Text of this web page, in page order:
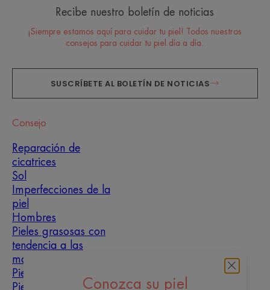
Conozca su piel
Recibe nuestro boletín de noticias
¡Siempre estamos aquí para cuidar tu piel! Todos nuestros
consejos para cuidar tu piel día a día.
SUSCRÍBETE AL BOLETÍN DE NOTICIAS
Consejo
Reparación de
cicatrices
Sol
Imperfecciones de la
piel
Hombres
Pieles grasosas con
tendencia a las
manchas
Pieles mixtas
Pieles secas